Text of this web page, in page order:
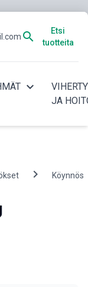
search
Etsi
tuotteita
expand_more
JA
chevron_right Köynnös